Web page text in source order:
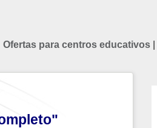
Ofertas para centros educativos